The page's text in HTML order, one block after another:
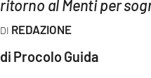
ritorno al Menti per
REDAZIONE
di Procolo Guida